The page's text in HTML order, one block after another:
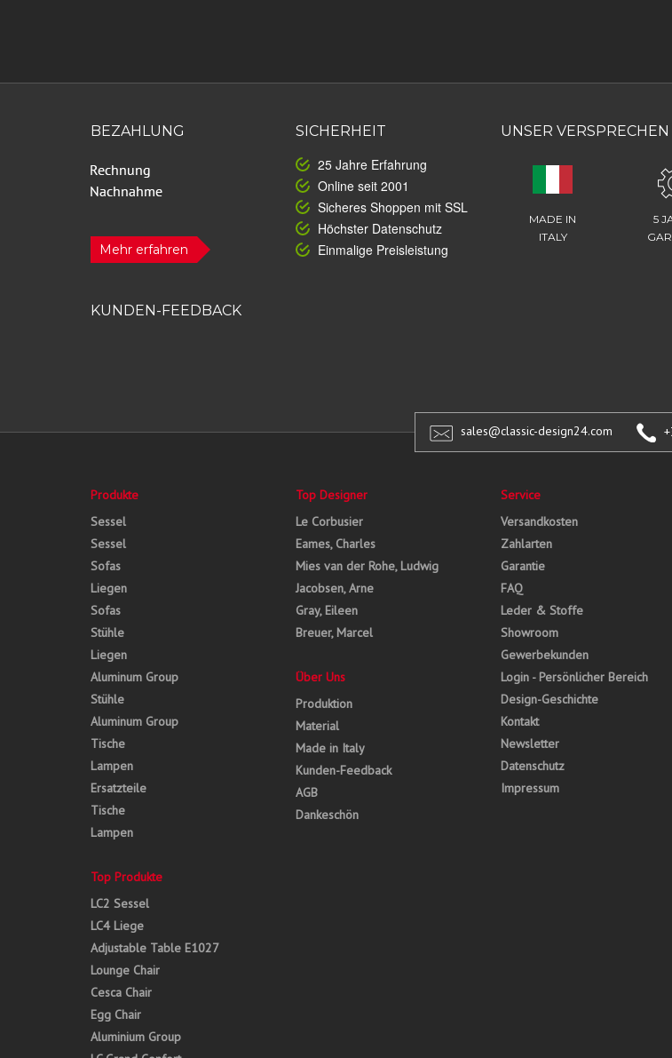
BEZAHLUNG
Mehr erfahren
SICHERHEIT
25 Jahre Erfahrung
Online seit 2001
Sicheres Shoppen mit SSL
Höchster Datenschutz
Einmalige Preisleistung
UNSER VERSPRECHEN
MADE IN
ITALY
5
KUNDEN-FEEDBACK
sales@classic-design24.com
Produkte
Sessel
Sessel
Sofas
Liegen
Sofas
Stühle
Liegen
Aluminum Group
Stühle
Aluminum Group
Tische
Lampen
Ersatzteile
Tische
Lampen
Top Produkte
LC2 Sessel
LC4 Liege
Adjustable Table E1027
Lounge Chair
Cesca Chair
Egg Chair
Aluminium Group
Top Designer
Le Corbusier
Eames, Charles
Mies van der Rohe, Ludwig
Jacobsen, Arne
Gray, Eileen
Breuer, Marcel
Über Uns
Produktion
Material
Made in Italy
Kunden-Feedback
AGB
Dankeschön
Service
Versandkosten
Zahlarten
Garantie
FAQ
Leder & Stoffe
Showroom
Gewerbekunden
Login - Persönlicher Bereich
Design-Geschichte
Kontakt
Newsletter
Datenschutz
Impressum